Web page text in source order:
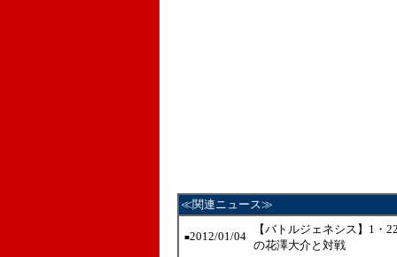
≪関連ニュース≫
■2012/01/04
【バトルジェネシス】1・
の花澤大介と対戦